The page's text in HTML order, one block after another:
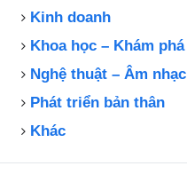
Kinh doanh
Khoa học – Khám phá
Nghệ thuật – Âm nhạc
Phát triển bản thân
Khác